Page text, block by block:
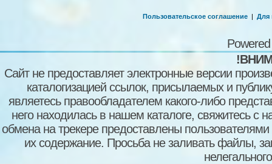
Пользовательское соглашение | Для
Сайт не предоставляет электронные версии
каталогизацией ссылок, присылаемых и
являетесь правообладателем какого-либо
него находилась в нашем каталоге, свяжитесь
обмена на трекере предоставлены пользователями
их содержание. Просьба не заливать файлы,